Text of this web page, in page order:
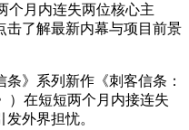
个月内连失两位核心主
击了解最新内幕与项目前景
》系列新作《刺客信条：
）在短短两个月内接连失
外界担忧。